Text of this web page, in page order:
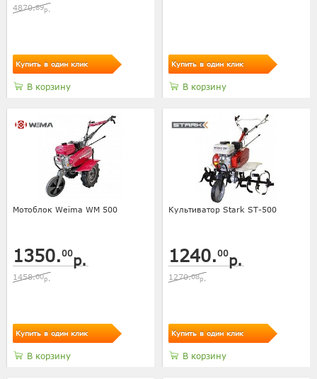
4870.89р.
Купить в один клик
В корзину
Купить в один клик
В корзину
Мотоблок Weima WM 500
1350.00р.
1458.00р.
Купить в один клик
В корзину
Культиватор Stark ST-500
1240.00р.
1270.08р.
Купить в один клик
В корзину